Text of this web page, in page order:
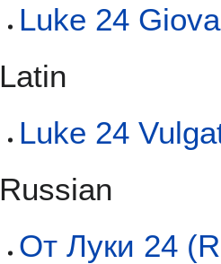
Luke 24
Latin
Luke 24
Russian
От Луки 24